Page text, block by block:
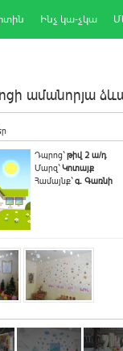
Ինչ կա-չկա
ամանորյա
Դպրոց`թիվ 2 ա/դ
Մարզ`Կոտայք
Համայնք`գ. Գառնի